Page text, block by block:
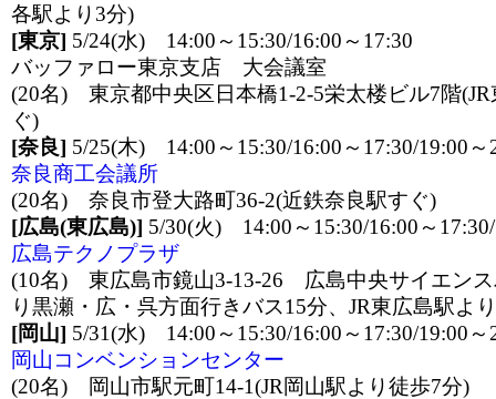
各駅より3分)
[東京] 5/24(水) 14:00～15:30/16:00～17:30
バッファロー東京支店 大会議室
(20名) 東京都中央区日本橋1-2-5栄太楼ビル7階
ぐ)
[奈良] 5/25(木) 14:00～15:30/16:00～17:30/19:00～
奈良商工会議所
(20名) 奈良市登大路町36-2(近鉄奈良駅すぐ)
[広島(東広島)] 5/30(火) 14:00～15:30/16:00～
広島テクノプラザ
(10名) 東広島市鏡山3-13-26 広島中央サイエンス
り黒瀬・広・呉方面行きバス15分、JR東広島駅よ
[岡山] 5/31(水) 14:00～15:30/16:00～17:30/19:00～
岡山コンベンションセンター
(20名) 岡山市駅元町14-1(JR岡山駅より徒歩7分)